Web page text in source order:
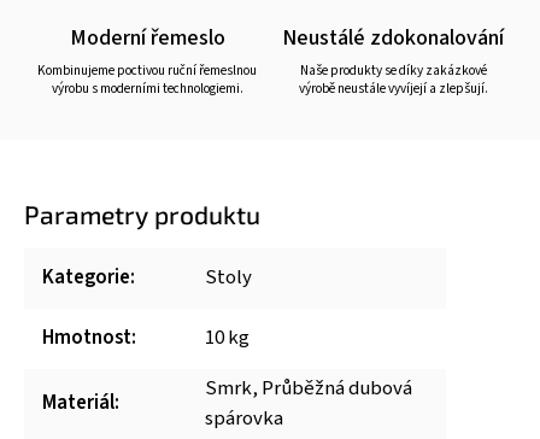
Moderní řemeslo
Kombinujeme poctivou ruční řemeslnou
výrobu s moderními technologiemi.
Neustálé zdokonalování
Naše produkty se díky zakázkové
výrobě neustále vyvíjejí a zlepšují.
Parametry produktu
Kategorie: Stoly
Hmotnost: 10 kg
Materiál:
Smrk, Průběžná dubová
spárovka